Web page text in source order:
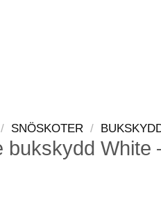
/ SNÖSKOTER /
bukskydd White